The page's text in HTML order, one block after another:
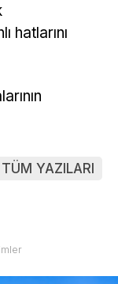
hatlarını
TÜM YAZILARI